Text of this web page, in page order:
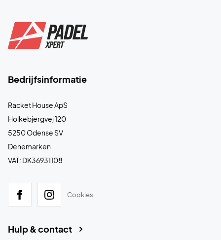
Bedrijfsinformatie
Racket House ApS
Holkebjergvej 120
5250 Odense SV
Denemarken
VAT: DK36931108
Cookies
Hulp & contact